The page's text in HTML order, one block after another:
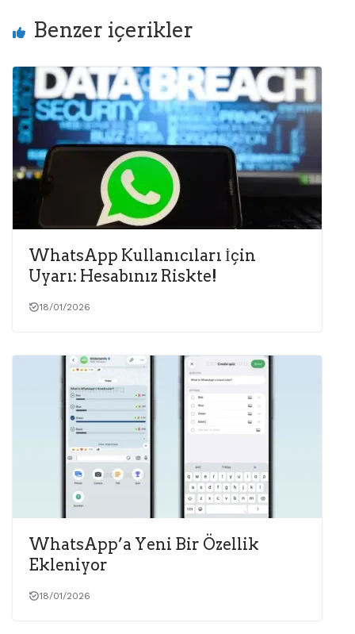
Benzer içerikler
WhatsApp Kullanıcıları İçin
Uyarı: Hesabınız Riskte!
18/01/2026
WhatsApp’a Yeni Bir Özellik
Ekleniyor
18/01/2026